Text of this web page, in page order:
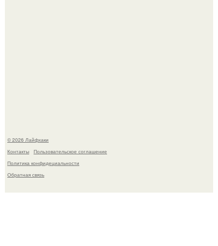
© 2026 Лайфхаки
Контакты
Пользовательское соглашение
Политика конфидециальности
Обратная связь